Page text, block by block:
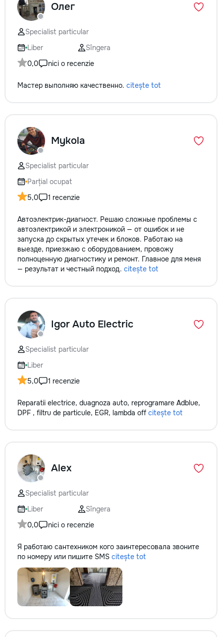
Олег
Specialist particular
Liber
Sîngera
0,0
nici o recenzie
Мастер выполняю качественно. citește tot
Mykola
Specialist particular
Parțial ocupat
5,0
1 recenzie
Автоэлектрик-диагност. Решаю сложные проблемы с
автоэлектрикой и электроникой — от ошибок и не
запуска до скрытых утечек и блоков. Работаю на
выезде, приезжаю с оборудованием, провожу
полноценную диагностику и ремонт. Главное для меня
— результат и честный подход. citește tot
Igor Auto Electric
Specialist particular
Liber
5,0
1 recenzie
Reparatii electrice, duagnoza auto, reprogramare Adblue,
DPF , filtru de particule, EGR, lambda off citește tot
Alex
Specialist particular
Liber
Sîngera
0,0
nici o recenzie
Я работаю сантехником кого заинтересовала звоните
по номеру или пишите SMS citește tot